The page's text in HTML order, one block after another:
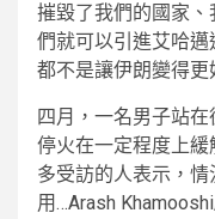
摧毀了我們的國家
們就可以引進艾哈
都不是讓伊朗變得更
四月，一名男子站
停火在一定程度上
多受訪的人表示，情
用…Arash